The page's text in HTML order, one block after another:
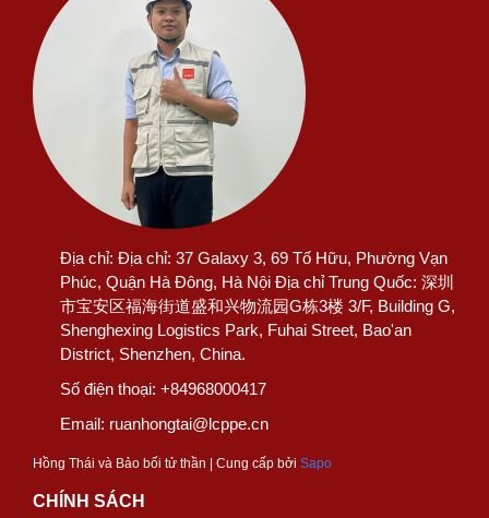
Địa chỉ: Địa chỉ: 37 Galaxy 3, 69 Tố Hữu, Phường Vạn
Phúc, Quận Hà Đông, Hà Nội Địa chỉ Trung Quốc: 深圳
市宝安区福海街道盛和兴物流园G栋3楼 3/F, Building G,
Shenghexing Logistics Park, Fuhai Street, Bao'an
District, Shenzhen, China.
Số điện thoại: +84968000417
Email: ruanhongtai@lcppe.cn
Hồng Thái và Bảo bối tử thần | Cung cấp bởi Sapo
CHÍNH SÁCH